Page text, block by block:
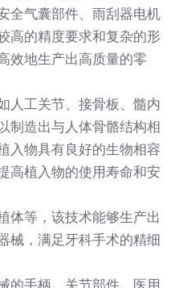
全气囊部件、雨刮器电机
高的精度要求和复杂的形
效地生产出高质量的零
人工关节、接骨板、髓内
制造出与人体骨骼结构相
入物具有良好的生物相容
高植入物的使用寿命和安
体等，该技术能够生产出
械，满足牙科手术的精细
的手柄、关节部件、医用